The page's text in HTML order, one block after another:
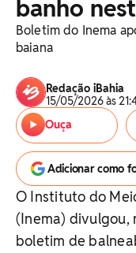
banho
Boletim do Inema
baiana
Redação iBahia
15/05/2026 às
Ouça
Adicionar como
O Instituto do
(Inema) divulgou,
boletim de